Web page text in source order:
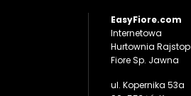
EasyFiore.com
Internetowa
Hurtownia Rajstop
Fiore Sp. Jawna
ul. Kopernika 53a